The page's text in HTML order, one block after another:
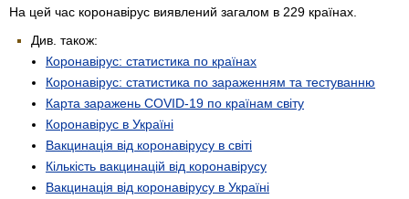
На цей час коронавірус виявлений загалом в 229 країнах.
Див. також:
Коронавірус: статистика по країнах
Коронавірус: статистика по зараженням та тестуванню
Карта заражень COVID-19 по країнам світу
Коронавірус в Україні
Вакцинація від коронавірусу в світі
Кількість вакцинацій від коронавірусу
Вакцинація від коронавірусу в Україні